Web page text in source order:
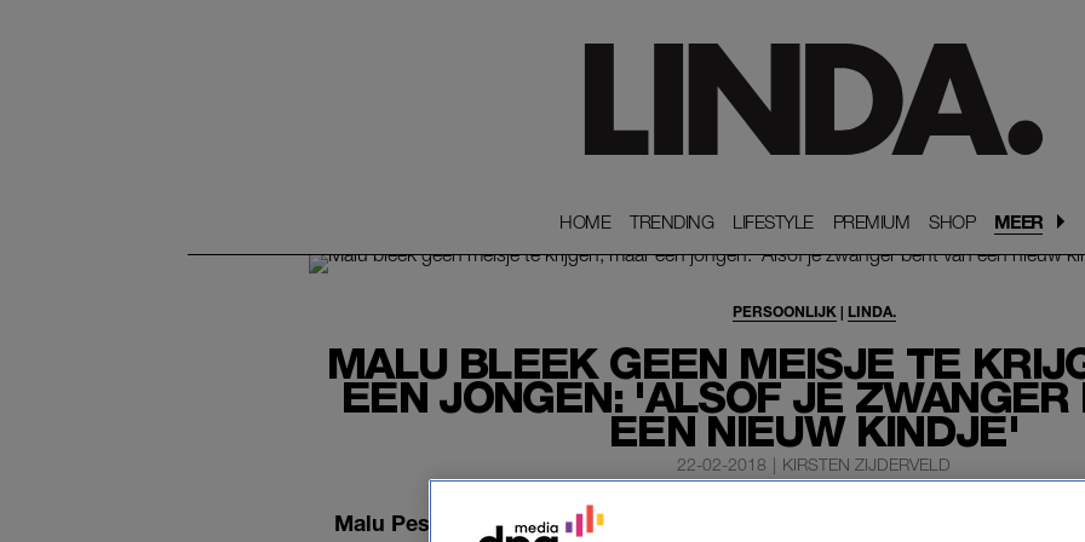
HOME
HOME TRENDING
TRENDING LIFESTYLE
LIFESTYLE PREMIUM
PREMIUM SHOP
SHOP MEER
MALU BLEEK GEEN MEISJE TE
EEN JONGEN: 'ALSOF JE ZWANGER
EEN NIEUW KINDJE'
PERSOONLIJK| LINDA.
22-02-2018 | KIRSTEN ZIJDERVELD
Malu Pesulima (26) uit Rotterdam, oud-LINDAnieuwsredacteur, dacht